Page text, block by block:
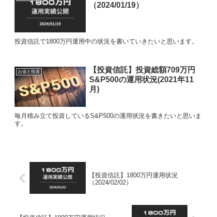
（2024/01/19）
投資信託で1800万円運用中の状況を書いていきたいと思います。
お金と投資
【投資信託】投資総額709万円
S&P500の運用状況(2021年11
月)
毎月積み立て投資しているS&P500の運用状況を書きたいと思いま
す。
【投資信託】1800万円運用状況
（2024/02/02）